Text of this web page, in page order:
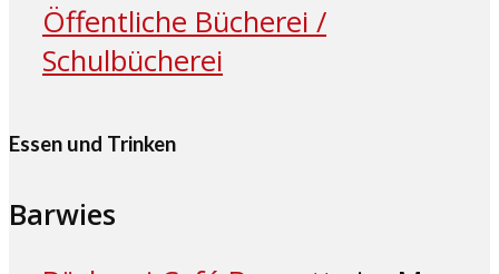
Öffentliche Bücherei /
Schulbücherei
Essen und Trinken
Barwies